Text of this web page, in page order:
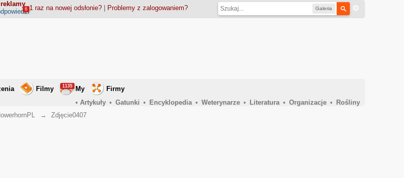
Galeria
1 raz na nowej odsłonie?| Problemy z zalogowaniem?
6
Filmy My
1135
Firmy
• Artykuły • Gatunki • Encyklopedia • Weterynarze • Literatura • Organizacje •
Rośliny
→ Zdjęcie0407